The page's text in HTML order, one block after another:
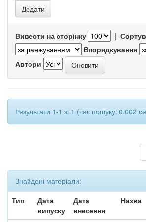
Вивести на сторінку |
Впорядкування
Автори
Результати 1-1 зі 1 (час пошуку: 0.002
Знайдені матеріали:
Тип
Дата
випуску
Дата
внесення
Назва